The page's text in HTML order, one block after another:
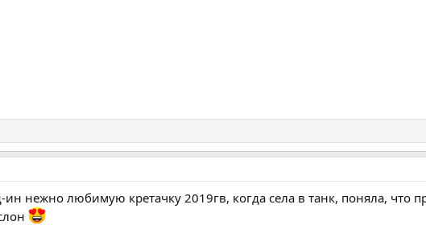
ин нежно любимую кретачку 2019гв, когда села в танк, поняла, что